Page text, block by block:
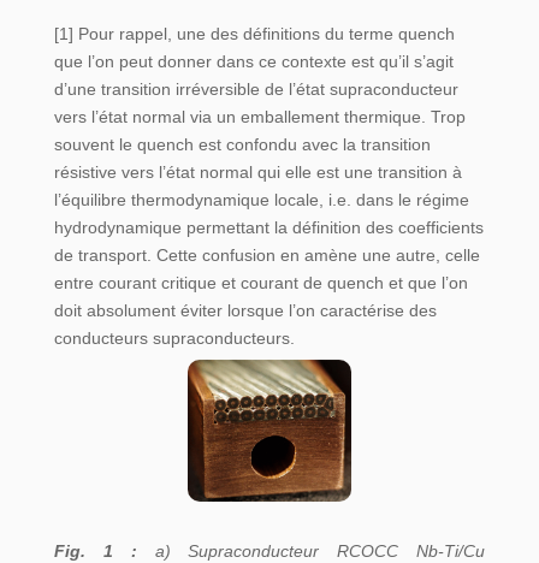
[1] Pour rappel, une des définitions du terme quench
que l’on peut donner dans ce contexte est qu’il s’agit
d’une transition irréversible de l’état supraconducteur
vers l’état normal via un emballement thermique. Trop
souvent le quench est confondu avec la transition
résistive vers l’état normal qui elle est une transition à
l’équilibre thermodynamique locale, i.e. dans le régime
hydrodynamique permettant la définition des coefficients
de transport. Cette confusion en amène une autre, celle
entre courant critique et courant de quench et que l’on
doit absolument éviter lorsque l’on caractérise des
conducteurs supraconducteurs.
Fig. 1 : a) Supraconducteur RCOCC Nb-Ti/Cu